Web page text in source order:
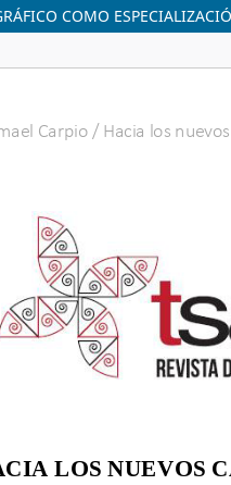
COMO